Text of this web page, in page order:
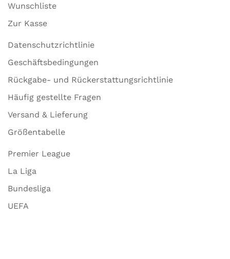
Wunschliste
Zur Kasse
Datenschutzrichtlinie
Geschäftsbedingungen
Rückgabe- und Rückerstattungsrichtlinie
Häufig gestellte Fragen
Versand & Lieferung
Größentabelle
Premier League
La Liga
Bundesliga
UEFA